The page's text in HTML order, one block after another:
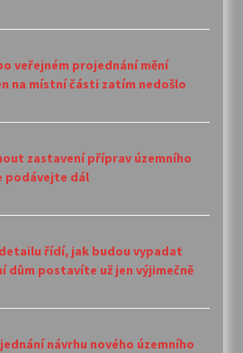
veřejném projednání mění
na místní části zatím nedošlo
zastavení příprav územního
podávejte dál
řídí, jak budou vypadat
dům postavíte už jen výjimečně
návrhu nového územního